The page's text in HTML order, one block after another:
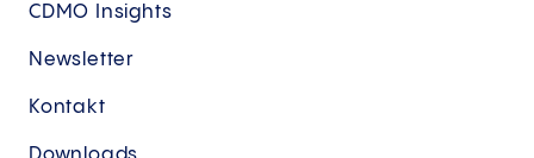
CDMO Insights
Newsletter
Kontakt